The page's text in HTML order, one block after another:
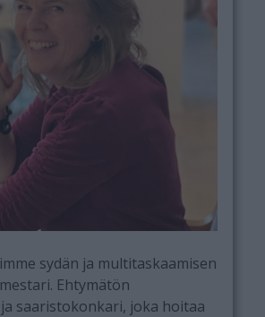
sydän ja multitaskaamisen
mestari. Ehtymätön
saaristokonkari, joka hoitaa